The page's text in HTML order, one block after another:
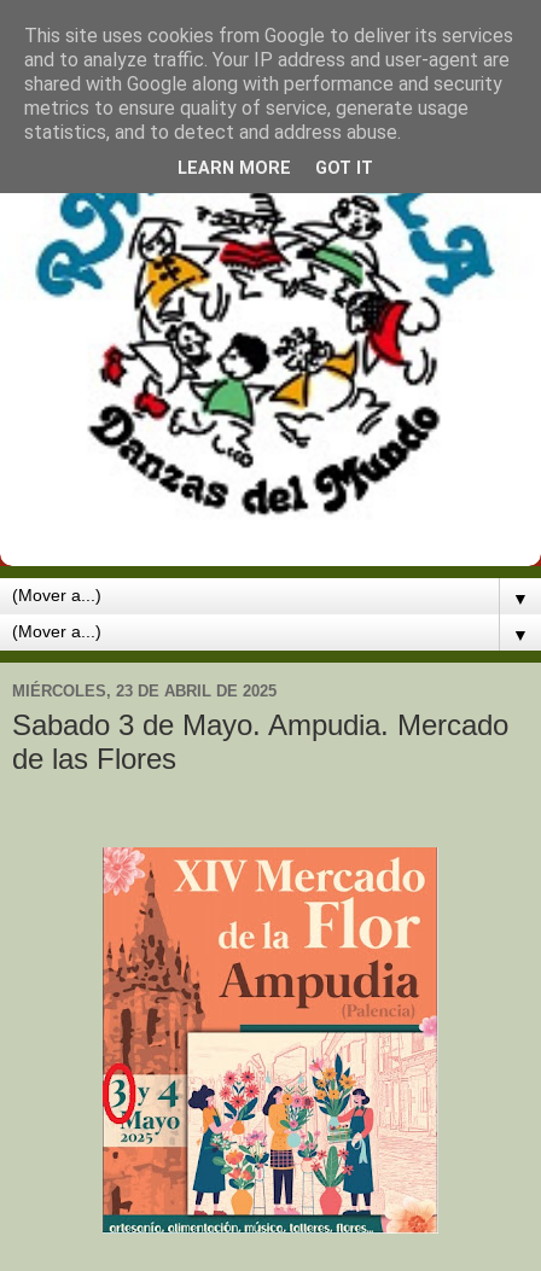
▼
▼
MIÉRCOLES, 23 DE ABRIL DE 2025
Sabado 3 de Mayo. Ampudia. Mercado
de las Flores
This site uses cookies from Google to deliver its services
and to analyze traffic. Your IP address and user-agent are
shared with Google along with performance and security
metrics to ensure quality of service, generate usage
statistics, and to detect and address abuse.
LEARN MORE GOT IT